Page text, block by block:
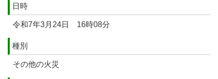
日時
令和7年3月24日 16時08分
種別
その他の火災